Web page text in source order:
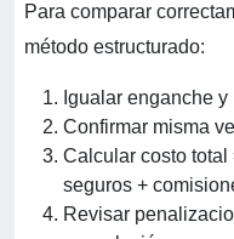
Para comparar
método estructurado:
Igualar enganche y
Confirmar misma
Calcular costo
seguros +
Revisar